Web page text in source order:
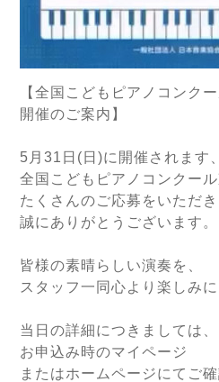
【全国こどもピアノコンク
開催のご案内】
5月31日(日)に開催されます、
全国こどもピアノコンクール
たくさんのご応募をいただき
誠にありがとうございます。
皆様の素晴らしい演奏を、
スタッフ一同心より楽しみに
当日の詳細につきましては、
お申込み時のマイページ
またはホームページにてご